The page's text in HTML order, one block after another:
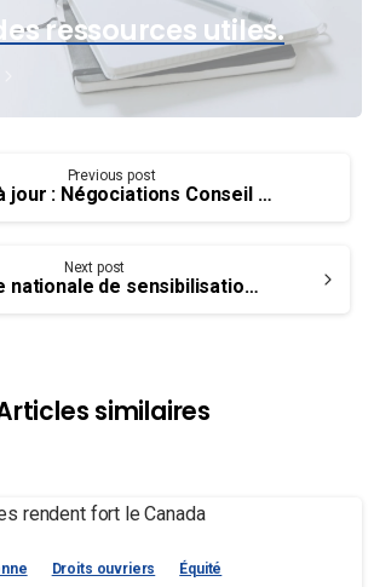
ressources utiles.
Previous post
Mise à jour : Négociations Conseil du Trésor – Groupe PA, EB, SV et TC et enjeux communs
Next post
Journée nationale de sensibilisation à la sécurité des drones
similaires
Droits ouvriers
Équité